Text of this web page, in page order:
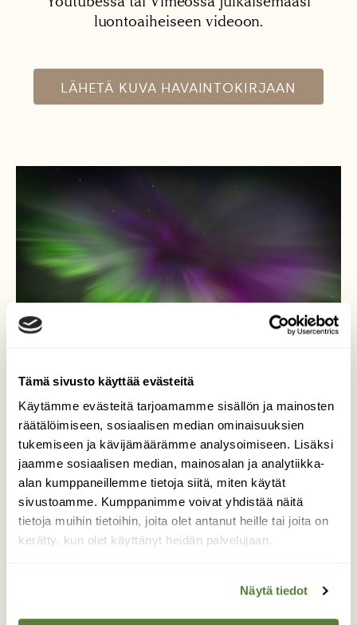
Tämä sivusto käyttää evästeitä
Käytämme evästeitä tarjoamamme sisällön ja mainosten
räätälöimiseen, sosiaalisen median ominaisuuksien
tukemiseen ja kävijämäärämme analysoimiseen. Lisäksi
jaamme sosiaalisen median, mainosalan ja analytiikka-
alan kumppaneillemme tietoja siitä, miten käytät
sivustoamme. Kumppanimme voivat yhdistää näitä
tietoja muihin tietoihin, joita olet antanut heille tai joita on
kerätty, kun olet käyttänyt heidän palvelujaan.
Näytä tiedot
luontoaiheiseen videoon.
LÄHETÄ KUVA HAVAINTOKIRJAAN
Pääsiäisen revontulia
Lohtajan Ohtakarissa loimusivat komeat
revontulet pitkänäperjantaina.
Valokuvaaja: Minna Heinonen, Ohtakari, Lohtaja
3.4.2026
TAKAISIN LISTAAN